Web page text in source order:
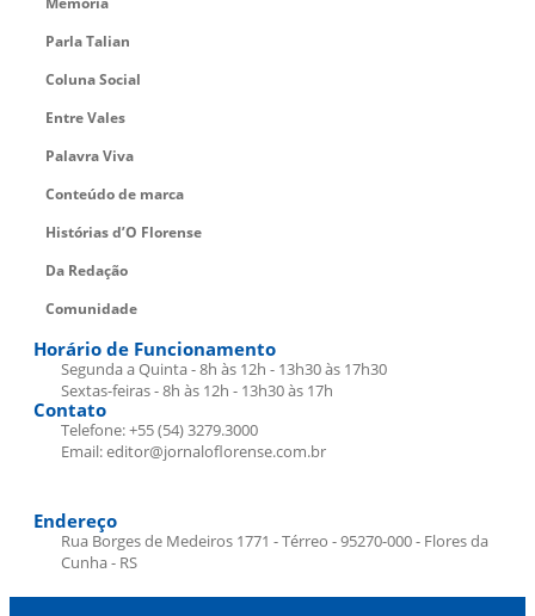
Parla Talian
Coluna Social
Entre Vales
Palavra Viva
Conteúdo de marca
Histórias d’O Florense
Da Redação
Comunidade
Horário de Funcionamento
Segunda a Quinta - 8h às 12h - 13h30 às 17h30
Sextas-feiras - 8h às 12h - 13h30 às 17h
Contato
Telefone: +55 (54) 3279.3000
Email: editor@jornaloflorense.com.br
Endereço
Rua Borges de Medeiros 1771 - Térreo - 95270-000 - Flores da
Cunha - RS